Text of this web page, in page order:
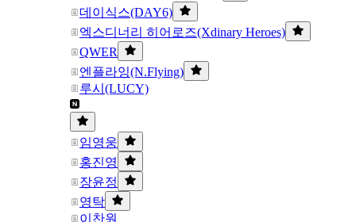
데이식스(DAY6)
엑스디너리 히어로즈(Xdinary Heroes)
QWER
엔플라잉(N.Flying)
루시(LUCY)
임영웅
홍진영
장윤정
영탁
이찬원